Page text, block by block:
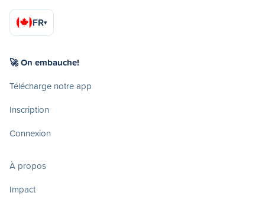
FR▾
🚀 On embauche!
Télécharge notre app
Inscription
Connexion
À propos
Impact